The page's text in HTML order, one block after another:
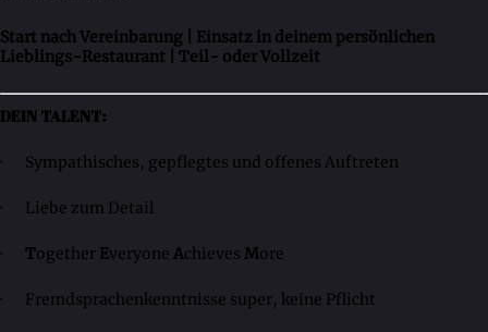
Start nach Vereinbarung | Einsatz in deinem persönlichen
Lieblings-Restaurant | Teil- oder Vollzeit
DEIN TALENT:
· Sympathisches, gepflegtes und offenes Auftreten
· Liebe zum Detail
· Together Everyone Achieves More
· Fremdsprachenkenntnisse super, keine Pflicht